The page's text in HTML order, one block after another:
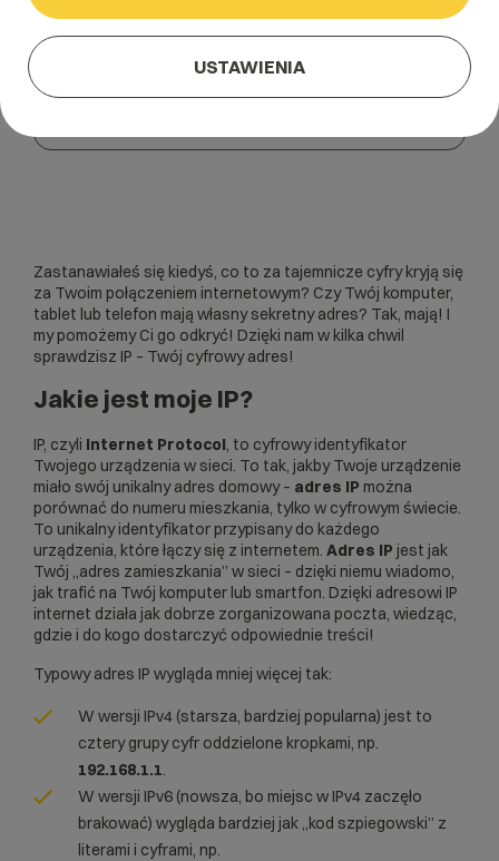
Twój adres IP to:
Zastanawiałeś się kiedyś, co to za tajemnicze cyfry kryją się
za Twoim połączeniem internetowym? Czy Twój komputer,
tablet lub telefon mają własny sekretny adres? Tak, mają! I
my pomożemy Ci go odkryć! Dzięki nam w kilka chwil
sprawdzisz IP – Twój cyfrowy adres!
Jakie jest moje IP?
IP, czyli Internet Protocol, to cyfrowy identyfikator
Twojego urządzenia w sieci. To tak, jakby Twoje urządzenie
miało swój unikalny adres domowy – adres IP można
porównać do numeru mieszkania, tylko w cyfrowym świecie.
To unikalny identyfikator przypisany do każdego
urządzenia, które łączy się z internetem. Adres IP jest jak
Twój „adres zamieszkania” w sieci – dzięki niemu wiadomo,
jak trafić na Twój komputer lub smartfon. Dzięki adresowi IP
internet działa jak dobrze zorganizowana poczta, wiedząc,
gdzie i do kogo dostarczyć odpowiednie treści!
Typowy adres IP wygląda mniej więcej tak:
W wersji IPv4 (starsza, bardziej popularna) jest to
cztery grupy cyfr oddzielone kropkami, np.
192.168.1.1.
W wersji IPv6 (nowsza, bo miejsc w IPv4 zaczęło
brakować) wygląda bardziej jak „kod szpiegowski” z
literami i cyframi, np.
USTAWIENIA